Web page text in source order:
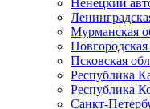
Ненецкий
Мурманская
Новгородская
Псковская
Республика
Республика
Санкт-